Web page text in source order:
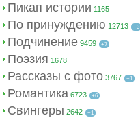
Пикап истории 1165
По принуждению 12713 +3
Подчинение 9459 +7
Поэзия 1678
Рассказы с фото 3767 +1
Романтика 6723 +6
Свингеры 2642 +1